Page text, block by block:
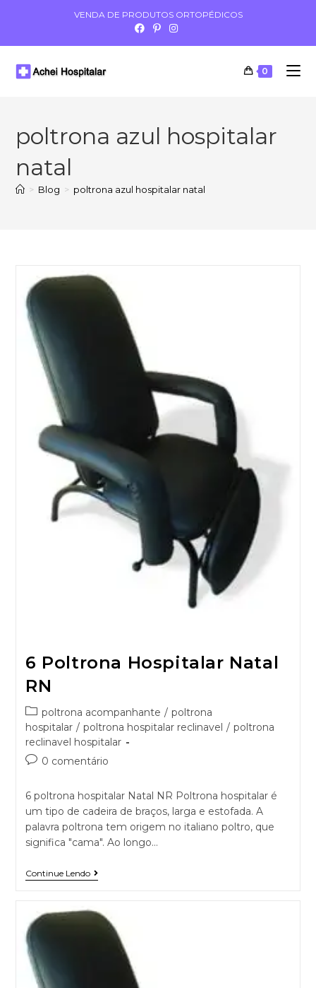
VENDA DE PRODUTOS ORTOPÉDICOS
0
poltrona azul hospitalar
natal
> Blog > poltrona azul hospitalar natal
6 Poltrona Hospitalar Natal
RN
poltrona acompanhante / poltrona
hospitalar / poltrona hospitalar reclinavel / poltrona
reclinavel hospitalar
0 comentário
6 poltrona hospitalar Natal NR Poltrona hospitalar é
um tipo de cadeira de braços, larga e estofada. A
palavra poltrona tem origem no italiano poltro, que
significa "cama". Ao longo…
Continue Lendo